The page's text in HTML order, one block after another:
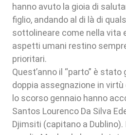
hanno avuto la gioia di
figlio, andando al di là di
sottolineare come nella vita
aspetti umani restino
prioritari.
Quest’anno il “parto” è
doppia assegnazione in
lo scorso gennaio hanno
Santos Lourenco Da Silva
Djimsiti (capitano a